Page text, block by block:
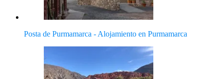
Posta de Purmamarca - Alojamiento en Purmamarca